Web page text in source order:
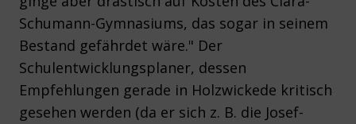
Schumann-Gymnasiums, das sogar in seinem
Bestand gefährdet wäre." Der
Schulentwicklungsplaner, dessen
Empfehlungen gerade in Holzwickede kritisch
gesehen werden (da er sich z. B. die Josef-